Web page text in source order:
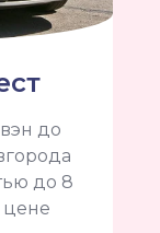
до
до 8